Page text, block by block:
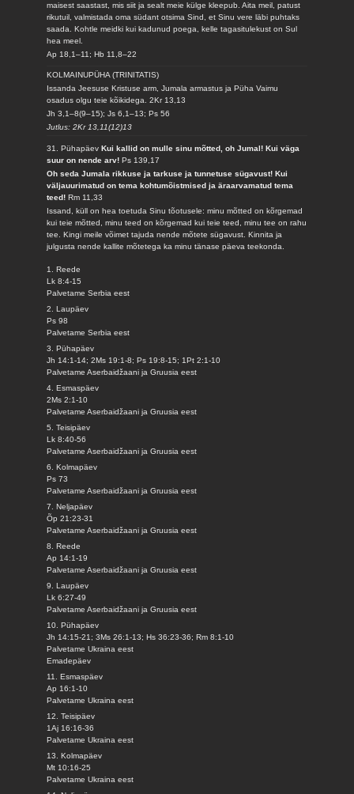
maisest saastast, mis siit ja sealt meie külge kleepub. Aita meil, patust
rikutuil, valmistada oma südant otsima Sind, et Sinu vere läbi puhtaks
saada. Kohtle meidki kui kadunud poega, kelle tagasitulekust on Sul
hea meel.
Ap 18,1–11; Hb 11,8–22
KOLMAINUPÜHA (TRINITATIS)
Issanda Jeesuse Kristuse arm, Jumala armastus ja Püha Vaimu
osadus olgu teie kõikidega.2Kr 13,13
Jh 3,1–8(9–15); Js 6,1–13; Ps 56
Jutlus: 2Kr 13,11(12)13
31. PühapäevKui kallid on mulle sinu mõtted, oh Jumal! Kui väga
suur on nende arv!Ps 139,17
Oh seda Jumala rikkuse ja tarkuse ja tunnetuse sügavust! Kui
väljauurimatud on tema kohtumõistmised ja äraarvamatud tema
teed!Rm 11,33
Issand, küll on hea toetuda Sinu tõotusele: minu mõtted on kõrgemad
kui teie mõtted, minu teed on kõrgemad kui teie teed, minu tee on rahu
tee. Kingi meile võimet tajuda nende mõtete sügavust. Kinnita ja
julgusta nende kallite mõtetega ka minu tänase päeva teekonda.
1. Reede
Lk 8:4-15
Palvetame Serbia eest
2. Laupäev
Ps 98
Palvetame Serbia eest
3. Pühapäev
Jh 14:1-14; 2Ms 19:1-8; Ps 19:8-15; 1Pt 2:1-10
Palvetame Aserbaidžaani ja Gruusia eest
4. Esmaspäev
2Ms 2:1-10
Palvetame Aserbaidžaani ja Gruusia eest
5. Teisipäev
Lk 8:40-56
Palvetame Aserbaidžaani ja Gruusia eest
6. Kolmapäev
Ps 73
Palvetame Aserbaidžaani ja Gruusia eest
7. Neljapäev
Õp 21:23-31
Palvetame Aserbaidžaani ja Gruusia eest
8. Reede
Ap 14:1-19
Palvetame Aserbaidžaani ja Gruusia eest
9. Laupäev
Lk 6:27-49
Palvetame Aserbaidžaani ja Gruusia eest
10. Pühapäev
Jh 14:15-21; 3Ms 26:1-13; Hs 36:23-36; Rm 8:1-10
Palvetame Ukraina eest
Emadepäev
11. Esmaspäev
Ap 16:1-10
Palvetame Ukraina eest
12. Teisipäev
1Aj 16:16-36
Palvetame Ukraina eest
13. Kolmapäev
Mt 10:16-25
Palvetame Ukraina eest